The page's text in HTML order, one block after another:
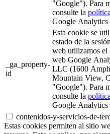
"Google"). Para
consulte la
Google Analytics
_ga_property-
id
Esta cookie se
estado de la
web utilizamos el
web Google
LLC (1600
Mountain View,
"Google"). Para
consulte la
Google Analytics
contenidos-y-servicios-de-
Estas cookies permiten al sitio